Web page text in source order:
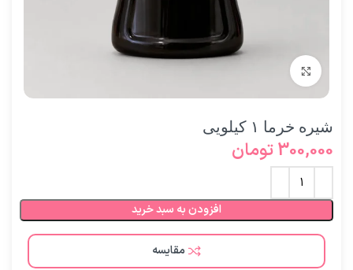
شیره خرما ۱ کیلویی
300,000تومان
افزودن به سبد خرید
مقایسه